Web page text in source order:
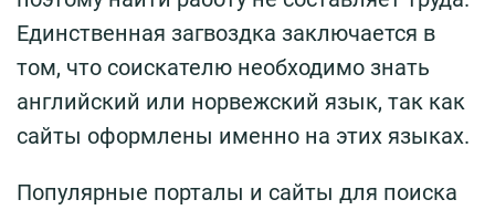
Единственная загвоздка заключается в
том, что соискателю необходимо знать
английский или норвежский язык, так как
сайты оформлены именно на этих языках.
Популярные порталы и сайты для поиска